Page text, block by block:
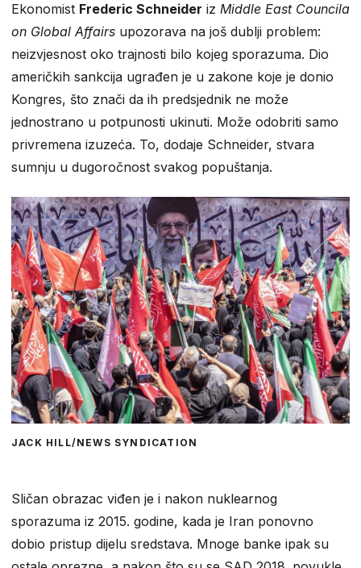
Ekonomist Frederic Schneider iz Middle East Councila
on Global Affairs upozorava na još dublji problem:
neizvjesnost oko trajnosti bilo kojeg sporazuma. Dio
američkih sankcija ugrađen je u zakone koje je donio
Kongres, što znači da ih predsjednik ne može
jednostrano u potpunosti ukinuti. Može odobriti samo
privremena izuzeća. To, dodaje Schneider, stvara
sumnju u dugoročnost svakog popuštanja.
JACK HILL/NEWS SYNDICATION
Sličan obrazac viđen je i nakon nuklearnog
sporazuma iz 2015. godine, kada je Iran ponovno
dobio pristup dijelu sredstava. Mnoge banke ipak su